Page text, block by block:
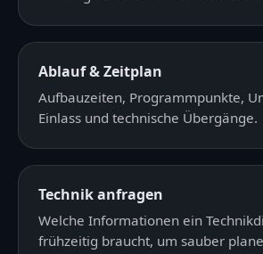
Ablauf & Zeitplan
Aufbauzeiten, Programmpunkte,
Einlass und technische Übergänge.
Technik anfragen
Welche Informationen ein
frühzeitig braucht, um sauber